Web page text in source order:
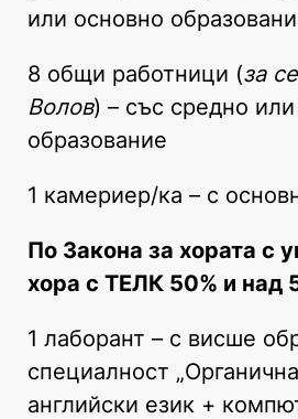
или основно
8 общи работници (за
Волов) – със средно
образование
1 камериер/ка – с
По Закона за хората с
хора с ТЕЛК 50% и над
1 лаборант – с висше
специалност
английски език +